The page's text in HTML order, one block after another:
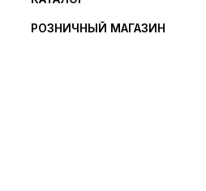
РОЗНИЧНЫЙ МАГАЗИН